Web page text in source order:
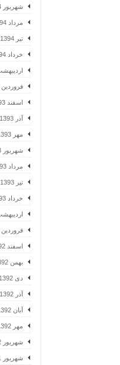
شهریور 1394 (3)
مرداد 1394 (1)
تیر 1394 (4)
خرداد 1394 (5)
اردیبهشت 1394 (2)
فروردین 1394 (4)
اسفند 1393 (1)
آذر 1393 (1)
مهر 1393 (1)
شهریور 1393 (2)
مرداد 1393 (2)
تیر 1393 (2)
خرداد 1393 (3)
اردیبهشت 1393 (1)
فروردین 1393 (2)
اسفند 1392 (1)
بهمن 1392 (1)
دی 1392 (2)
آذر 1392 (1)
آبان 1392 (4)
مهر 1392 (2)
شهریور 1392 (3)
شهریور 1391 (1)